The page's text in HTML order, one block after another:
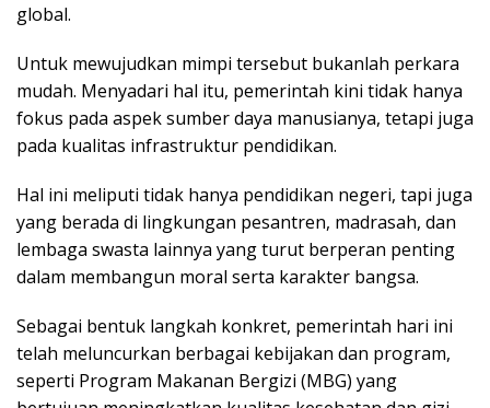
global.
Untuk mewujudkan mimpi tersebut bukanlah perkara
mudah. Menyadari hal itu, pemerintah kini tidak hanya
fokus pada aspek sumber daya manusianya, tetapi juga
pada kualitas infrastruktur pendidikan.
Hal ini meliputi tidak hanya pendidikan negeri, tapi juga
yang berada di lingkungan pesantren, madrasah, dan
lembaga swasta lainnya yang turut berperan penting
dalam membangun moral serta karakter bangsa.
Sebagai bentuk langkah konkret, pemerintah hari ini
telah meluncurkan berbagai kebijakan dan program,
seperti Program Makanan Bergizi (MBG) yang